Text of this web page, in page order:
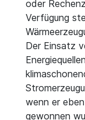
oder
Verfügung
Der Einsatz
wenn er
gewonnen